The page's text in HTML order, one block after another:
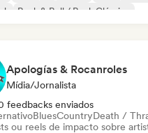
Rock & Roll / Rock Clássico
Apologías & Rocanroles
Mídia/Jornalista
feedbacks enviados
BluesCountryDeath /
ou reels de impacto sobre